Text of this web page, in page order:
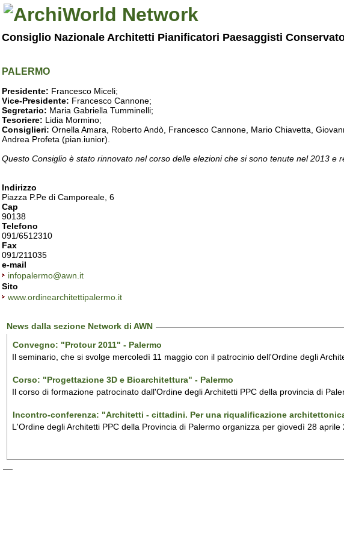
Consiglio Nazionale Architetti Pianificatori Paesaggisti
PALERMO
Presidente: Francesco Miceli;
Vice-Presidente: Francesco Cannone;
Segretario: Maria Gabriella Tumminelli;
Tesoriere: Lidia Mormino;
Consiglieri: Ornella Amara, Roberto Andò, Francesco Cannone, Mario Chiavetta,
Andrea Profeta (pian.iunior).
Questo Consiglio è stato rinnovato nel corso delle elezioni che si sono tenute nel 2013 e
Indirizzo
Piazza P.Pe di Camporeale, 6
Cap
90138
Telefono
091/6512310
Fax
091/211035
e-mail
infopalermo@awn.it
Sito
www.ordinearchitettipalermo.it
News dalla sezione Network di AWN
Convegno: "Protour 2011" - Palermo
Il seminario, che si svolge mercoledì 11 maggio con il patrocinio dell'Ordine degli
Corso: "Progettazione 3D e Bioarchitettura" - Palermo
Il corso di formazione patrocinato dall'Ordine degli Architetti PPC della provincia di
Incontro-conferenza: "Architetti - cittadini. Per una riqualificazione
L'Ordine degli Architetti PPC della Provincia di Palermo organizza per giovedì 28 aprile